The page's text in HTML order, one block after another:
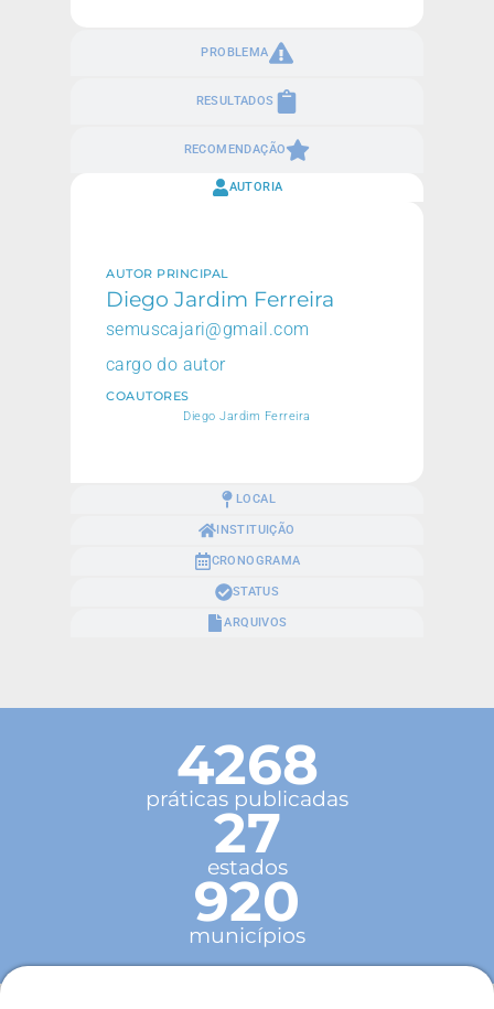
PROBLEMA
RESULTADOS
RECOMENDAÇÃO
AUTORIA
LOCAL
INSTITUIÇÃO
CRONOGRAMA
STATUS
ARQUIVOS
AUTOR PRINCIPAL
Diego Jardim Ferreira
semuscajari@gmail.com
cargo do autor
COAUTORES
Diego Jardim Ferreira
4268
práticas publicadas
27
estados
920
municípios